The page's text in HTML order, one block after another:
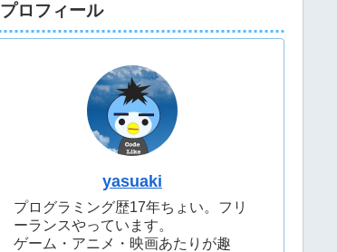
プロフィール
yasuaki
プログラミング歴17年ちょい。フリ
ーランスやっています。
ゲーム・アニメ・映画あたりが趣